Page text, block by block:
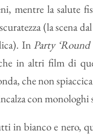
mentre la salute
(la scena
InParty
in altri film di
che non
con monologhi
in bianco e nero,